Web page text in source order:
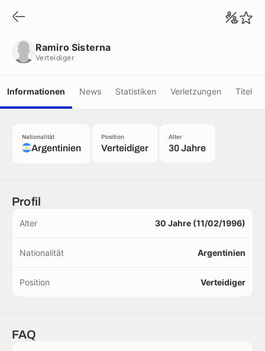
Ramiro Sisterna
Verteidiger
Informationen News Statistiken Verletzungen Titel
Nationalität
Argentinien
Position
Verteidiger
Alter
30 Jahre
Profil
Alter 30 Jahre (11/02/1996)
Nationalität Argentinien
Position Verteidiger
FAQ